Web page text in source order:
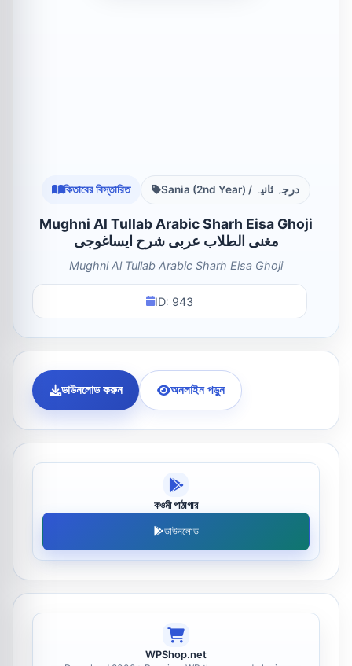
কিতাবের বিস্তারিত Sania (2nd Year) / درجہ ثانیہ
Mughni Al Tullab Arabic Sharh Eisa Ghoji
مغنی الطلاب عربی شرح ایساغوجی
Mughni Al Tullab Arabic Sharh Eisa Ghoji
ID: 943
ডাউনলোড করুন অনলাইন পড়ুন
কওমী পাঠাগার
ডাউনলোড
WPShop.net